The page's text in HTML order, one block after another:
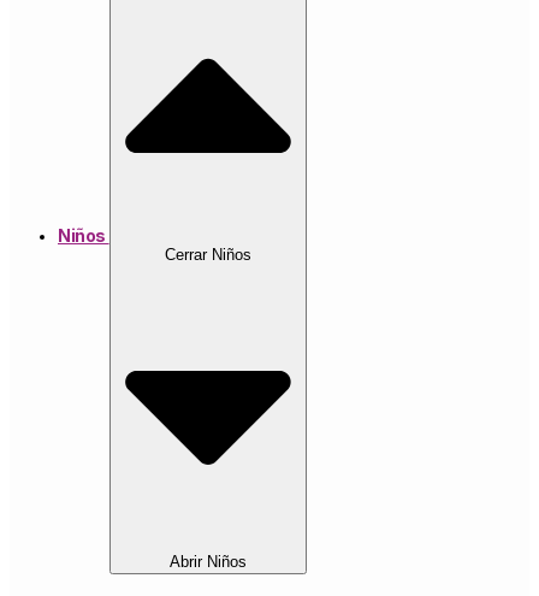
Niños
Cerrar Niños
Abrir Niños